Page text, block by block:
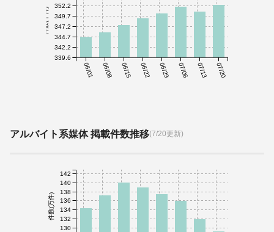
06/01 06/08 06/15 06/22 06/29 07/06 07/13 07/20
件数(千件)
339.6
342.2
344.7
347.2
349.7
352.2
アルバイト系媒体 掲載件数推移(7/20更新)
件数(万件)
130
132
134
136
138
140
142